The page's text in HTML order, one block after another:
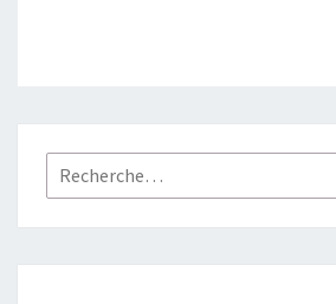
Rechercher :